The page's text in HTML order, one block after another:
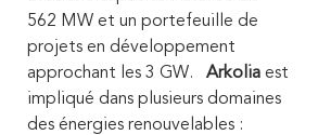
562 MW et un portefeuille de
projets en développement
approchant les 3 GW. Arkolia est
impliqué dans plusieurs domaines
des énergies renouvelables :